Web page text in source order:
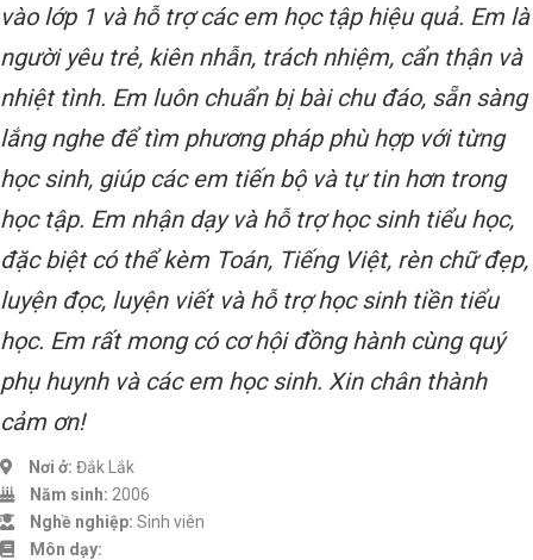
vào lớp 1 và hỗ trợ các em học tập hiệu quả. Em là
người yêu trẻ, kiên nhẫn, trách nhiệm, cẩn thận và
nhiệt tình. Em luôn chuẩn bị bài chu đáo, sẵn sàng
lắng nghe để tìm phương pháp phù hợp với từng
học sinh, giúp các em tiến bộ và tự tin hơn trong
học tập. Em nhận dạy và hỗ trợ học sinh tiểu học,
đặc biệt có thể kèm Toán, Tiếng Việt, rèn chữ đẹp,
luyện đọc, luyện viết và hỗ trợ học sinh tiền tiểu
học. Em rất mong có cơ hội đồng hành cùng quý
phụ huynh và các em học sinh. Xin chân thành
cảm ơn!
Nơi ở: Đắk Lắk
Năm sinh: 2006
Nghề nghiệp: Sinh viên
Môn dạy: